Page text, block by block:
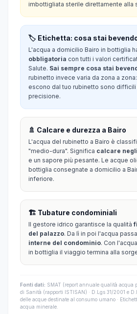
imbottigliata sterile direttamente alla
🏷️ Etichetta: cosa stai
L'acqua a domicilio Bairo in bottiglia
obbligatoria con tutti i valori
Salute. Sai sempre cosa stai
rubinetto invece varia da zona a
escono dal tuo rubinetto sono
precisione.
🚿 Calcare e durezza a Bairo
L'acqua del rubinetto a Bairo è
"medio-dura". Significa calcare
e un sapore più pesante. Le acque
bottiglia consegnate a domicilio a
inferiore.
🏗️ Tubature condominiali
Il gestore idrico garantisce la qualità
del palazzo. Da lì in poi l'acqua
interne del condominio. Con
in bottiglia il viaggio termina alla
Fonti dati: SMAT (report annuale qualità acqua
di Sanità (rapporti ISTISAN) · D.Lgs 31/2001 e
delle acque destinate al consumo umano ·
acqua minerale.